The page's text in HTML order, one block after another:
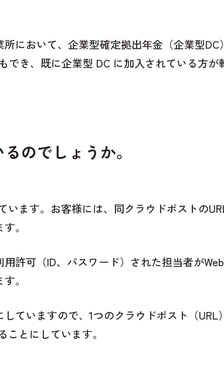
において、企業型確定拠出年金（企業型DC
き、既に企業型 DC に加入されている方
のでしょうか。
ます。お客様には、同クラウドポストの
。
許可（ID、パスワード）された担当者が
。
ていますので、1つのクラウドポスト（URL
とにしています。